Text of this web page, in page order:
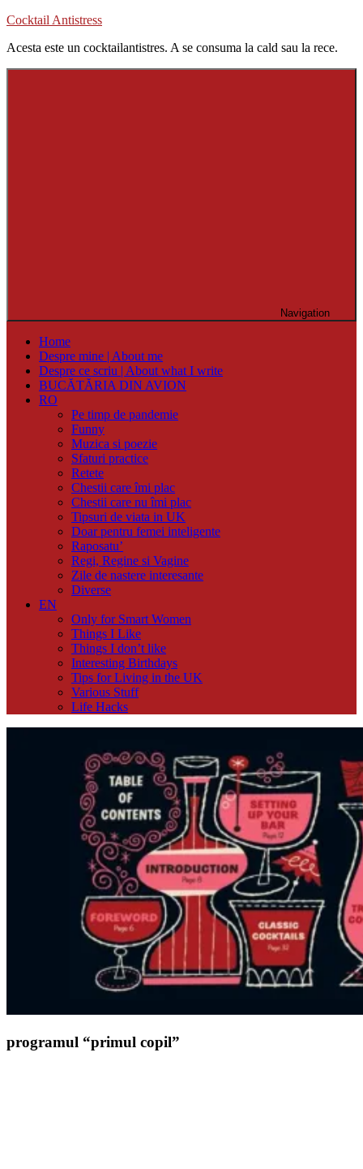
Skip
content
Cocktail Antistress
Acesta este un cocktailantistres. A se consuma la cald sau la rece.
Navigation
Home
Despre mine | About me
Despre ce scriu | About what I write
BUCĂTĂRIA DIN AVION
RO
Pe timp de pandemie
Funny
Muzica si poezie
Sfaturi practice
Retete
Chestii care îmi plac
Chestii care nu îmi plac
Tipsuri de viata in UK
Doar pentru femei inteligente
Raposatu’
Regi, Regine si Vagine
Zile de nastere interesante
Diverse
EN
Only for Smart Women
Things I Like
Things I don’t like
Interesting Birthdays
Tips for Living in the UK
Various Stuff
Life Hacks
programul “primul copil”